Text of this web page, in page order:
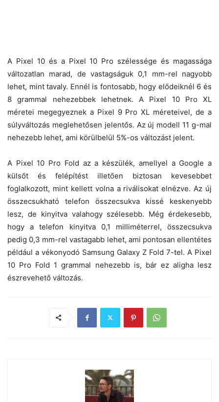
A Pixel 10 és a Pixel 10 Pro szélessége és magassága
változatlan marad, de vastagságuk 0,1 mm-rel nagyobb
lehet, mint tavaly. Ennél is fontosabb, hogy elődeiknél 6 és
8 grammal nehezebbek lehetnek. A Pixel 10 Pro XL
méretei megegyeznek a Pixel 9 Pro XL méreteivel, de a
súlyváltozás meglehetősen jelentős. Az új modell 11 g-mal
nehezebb lehet, ami körülbelül 5%-os változást jelent.
A Pixel 10 Pro Fold az a készülék, amellyel a Google a
külsőt és felépítést illetően biztosan kevesebbet
foglalkozott, mint kellett volna a riválisokat elnézve. Az új
összecsukható telefon összecsukva kissé keskenyebb
lesz, de kinyitva valahogy szélesebb. Még érdekesebb,
hogy a telefon kinyitva 0,1 milliméterrel, összecsukva
pedig 0,3 mm-rel vastagabb lehet, ami pontosan ellentétes
például a vékonyodó Samsung Galaxy Z Fold 7-tel. A Pixel
10 Pro Fold 1 grammal nehezebb is, bár ez aligha lesz
észrevehető változás.